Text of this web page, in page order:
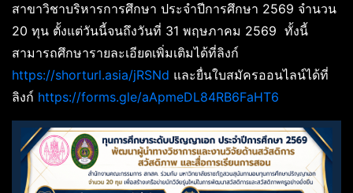
สาขาวิชาบริหารการศึกษา ประจำปีการศึกษา 2569 จำนวน
20 ทุน ตั้งแต่วันนี้จนถึงวันที่ 31 พฤษภาคม 2569 ทั้งนี้
สามารถศึกษารายละเอียดเพิ่มเติมได้ที่ลิงก์
https://shorturl.asia/jRSNd และยื่นใบสมัครออนไลน์ได้ที่
ลิงก์ https://forms.gle/aApmeDL84RB6FaHT6